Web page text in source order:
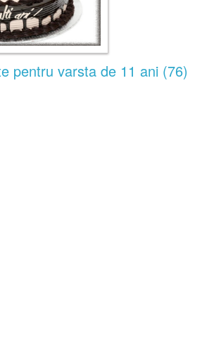
pentru varsta de 11 ani (76)